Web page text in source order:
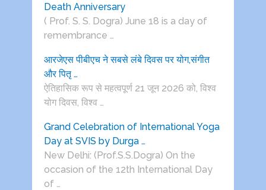
Death Anniversary
( Prof. S. S. Dogra) June 18 is a day of
remembrance …
आरजेएस पीबीएच ने सबसे लंबे दिवस पर योग,संगीत
और पितृ …
ऐतिहासिक रूप से महत्वपूर्ण 21 जून 2026 को, विश्व
योग दिवस, विश्व …
Grand Celebration of International Yoga
Day at SVIS by Durga …
New Delhi: (Prof.S.S.Dogra) On the
occasion of the 12th International Day
of …